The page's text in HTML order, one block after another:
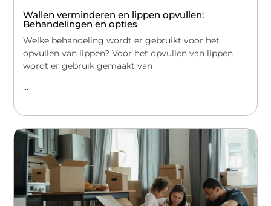
Wallen verminderen en lippen opvullen:
Behandelingen en opties
Welke behandeling wordt er gebruikt voor het
opvullen van lippen? Voor het opvullen van lippen
wordt er gebruik gemaakt van
...